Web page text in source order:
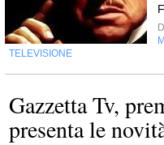
TELEVISIONE
Gazzetta Tv,
presenta le